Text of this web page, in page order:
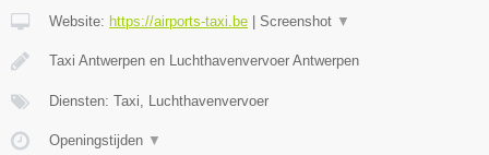
Website: https://airports-taxi.be Screenshot ▼
Taxi Antwerpen en Luchthavenvervoer Antwerpen
Diensten: Taxi, Luchthavenvervoer
Openingstijden ▼